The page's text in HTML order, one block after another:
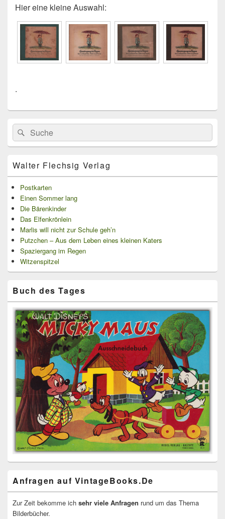
Hier eine kleine Auswahl:
.
Primärer
Seitenleisten
Widget-
Bereich
Search
for:
Suche
Walter Flechsig Verlag
Postkarten
Einen Sommer lang
Die Bärenkinder
Das Elfenkrönlein
Marlis will nicht zur Schule geh’n
Putzchen – Aus dem Leben eines kleinen Katers
Spaziergang im Regen
Witzenspitzel
Buch des Tages
Anfragen auf VintageBooks.De
Zur Zeit bekomme ich sehr viele Anfragen rund um das Thema
Bilderbücher.